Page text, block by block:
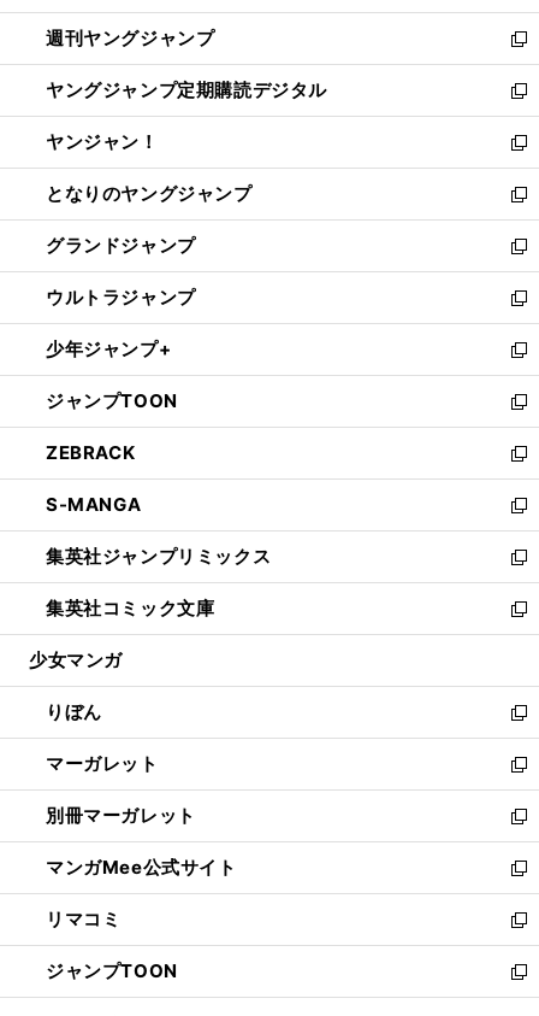
開
く
ウ
で
開
く
ン
ド
ウ
で
開
く
ウ
ィ
ン
ド
ウ
で
開
く
週刊ヤングジャンプ
新
し
い
ウ
ィ
ン
ド
ウ
で
開
く
ヤングジャンプ定期購読デジタル
新
し
い
ウ
ィ
ン
ド
ウ
で
開
く
ヤンジャン！
新
し
い
ウ
ィ
ン
ド
ウ
で
開
く
となりのヤングジャンプ
新
し
い
ウ
ィ
ン
ド
ウ
で
開
く
グランドジャンプ
新
し
い
ウ
ィ
ン
ド
ウ
で
開
く
ウルトラジャンプ
新
し
い
ウ
ィ
ン
ド
ウ
で
開
く
少年ジャンプ+
新
し
い
ウ
ィ
ン
ド
ウ
で
開
く
ジャンプTOON
新
し
い
ウ
ィ
ン
ド
ウ
で
開
ZEBRACK
新
し
い
ウ
ィ
ン
ド
ウ
開
く
S-MANGA
新
し
い
ウ
ィ
ン
ウ
で
開
く
集英社ジャンプリミックス
新
し
い
ウ
ン
ド
ウ
で
開
く
集英社コミック文庫
新
し
ウ
ィ
ン
ド
ウ
で
開
く
少女マンガ
りぼん
新
し
い
ウ
ィ
ン
ド
ウ
で
開
く
マーガレット
新
し
い
ウ
ィ
ン
ド
ウ
で
開
別冊マーガレット
新
し
い
ウ
ィ
ン
ド
ウ
マンガMee公式サイト
新
し
い
ウ
ィ
ン
リマコミ
新
し
い
ウ
ジャンプTOON
新
し